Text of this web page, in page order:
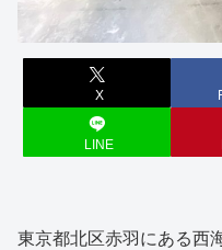
X
LINE
東京都北区赤羽にある西